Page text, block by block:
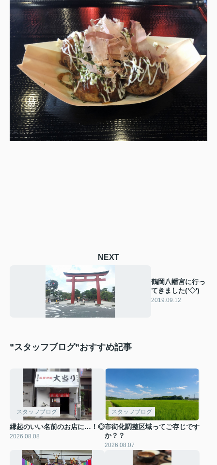
NEXT
鶴岡八幡宮に行っ
てきました('◇')ゞ
2019.09.12
”スタッフブログ”おすすめ記事
スタッフブログ
縁起のいい名前のお店に…！◎
2026.08.08
スタッフブログ
市街化調整区域ってご存じです
か？？
2026.08.07